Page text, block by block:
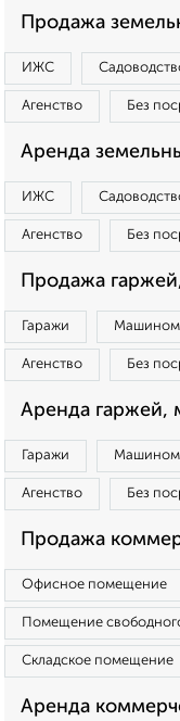
Продажа
ИЖС
Агенство Без
Аренда
ИЖС
Агенство Без
Продажа
Гаражи
Агенство Без
Аренда гаржей,
Гаражи
Агенство Без
Продажа
Офисное помещение
Помещение
Складское помещение
Аренда